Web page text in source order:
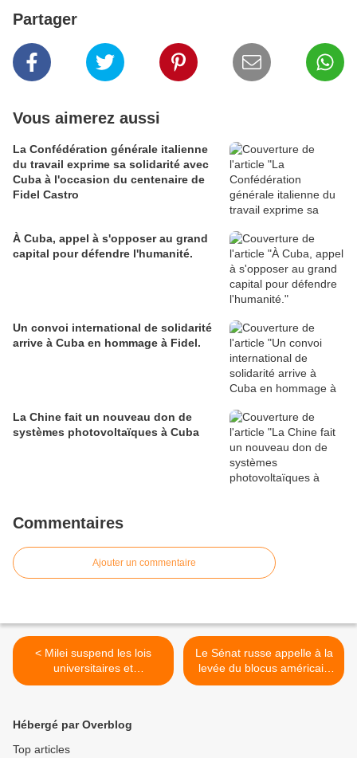
Partager
Vous aimerez aussi
La Confédération générale italienne
du travail exprime sa solidarité avec
Cuba à l'occasion du centenaire de
Fidel Castro
À Cuba, appel à s'opposer au grand
capital pour défendre l'humanité.
Un convoi international de solidarité
arrive à Cuba en hommage à Fidel.
La Chine fait un nouveau don de
systèmes photovoltaïques à Cuba
Commentaires
Ajouter un commentaire
< Milei suspend les lois
universitaires et
pédiatriques
Le Sénat russe appelle à la
levée du blocus américain
contre Cuba >
Hébergé par Overblog
Top articles